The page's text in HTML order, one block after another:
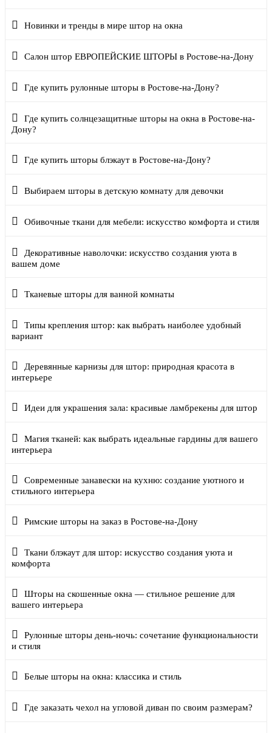
Новинки и тренды в мире штор на окна
Салон штор ЕВРОПЕЙСКИЕ ШТОРЫ в Ростове-на-Дону
Где купить рулонные шторы в Ростове-на-Дону?
Где купить солнцезащитные шторы на окна в Ростове-на-
Дону?
Где купить шторы блэкаут в Ростове-на-Дону?
Выбираем шторы в детскую комнату для девочки
Обивочные ткани для мебели: искусство комфорта и стиля
Декоративные наволочки: искусство создания уюта в
вашем доме
Тканевые шторы для ванной комнаты
Типы крепления штор: как выбрать наиболее удобный
вариант
Деревянные карнизы для штор: природная красота в
интерьере
Идеи для украшения зала: красивые ламбрекены для штор
Магия тканей: как выбрать идеальные гардины для вашего
интерьера
Современные занавески на кухню: создание уютного и
стильного интерьера
Римские шторы на заказ в Ростове-на-Дону
Ткани блэкаут для штор: искусство создания уюта и
комфорта
Шторы на скошенные окна — стильное решение для
вашего интерьера
Рулонные шторы день-ночь: сочетание функциональности
и стиля
Белые шторы на окна: классика и стиль
Где заказать чехол на угловой диван по своим размерам?